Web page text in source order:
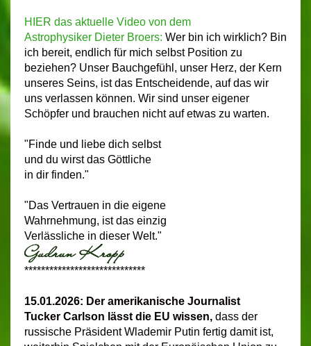
HIER das aktuelle Video von dem
Astrophysiker Dieter Broers: Wer bin ich wirklich? Bin
ich bereit, endlich für mich selbst Position zu
beziehen? Unser Bauchgefühl, unser Herz, der Kern
unseres Seins, ist das Entscheidende, auf das wir
uns verlassen können. Wir sind unser eigener
Schöpfer und brauchen nicht auf etwas zu warten.
"Finde und liebe dich selbst
und du wirst das Göttliche
in dir finden."
"Das Vertrauen in die eigene
Wahrnehmung, ist das einzig
Verlässliche in dieser Welt."
*****************************
15.01.2026: Der amerikanische Journalist
Tucker Carlson lässt die EU wissen, dass der
russische Präsident Wlademir Putin fertig damit ist,